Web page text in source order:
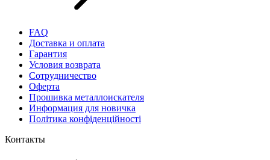
FAQ
Доставка и оплата
Гарантия
Условия возврата
Сотрудничество
Оферта
Прошивка металлоискателя
Информация для новичка
Політика конфіденційності
Контакты